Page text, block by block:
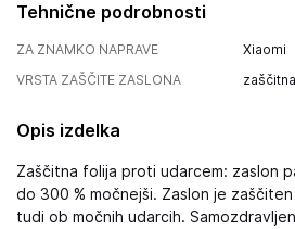
Tehnične podrobnosti
ZA ZNAMKO NAPRAVE
Xiaomi
VRSTA ZAŠČITE ZASLONA
Opis izdelka
Zaščitna folija proti udarcem: zaslon
do 300 % močnejši. Zaslon je zaščiten
tudi ob močnih udarcih.